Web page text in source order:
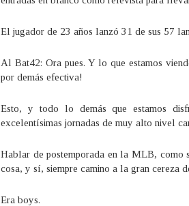
El jugador de 23 años lanzó 31 de sus 57
Al Bat42: Ora pues. Y lo que estamos
por demás efectiva!
Esto, y todo lo demás que estamos
excelentísimas jornadas de muy alto nivel
Hablar de postemporada en la MLB, como
cosa, y sí, siempre camino a la gran cereza
Era boys.